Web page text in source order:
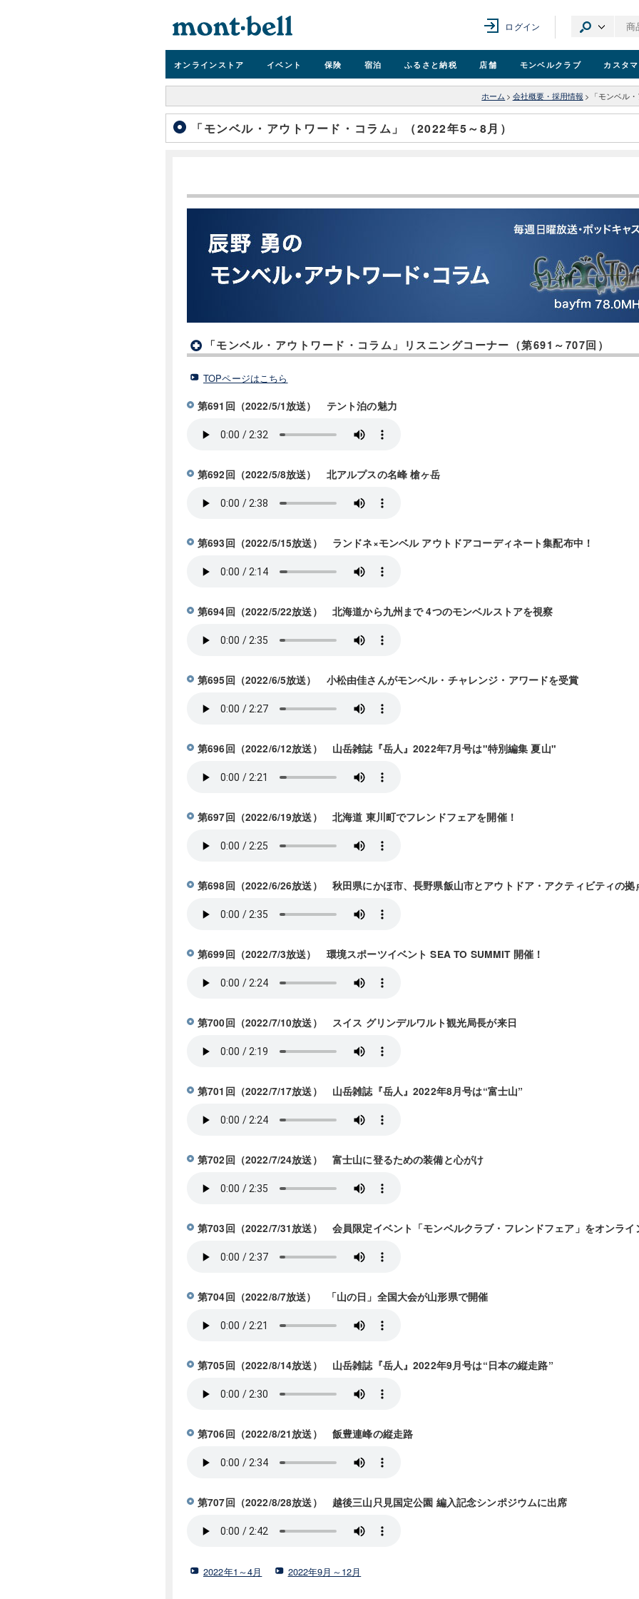
ログイン
オンラインストア イベント 保険 宿泊 ふるさと納税 店舗 モンベルクラブ カスタ
ホーム > 会社概要・採用情報 > 「モンベル
「モンベル・アウトワード・コラム」（2022年5～8月）
「モンベル・アウトワード・コラム」リスニングコーナー（第691～707回）
TOPページはこちら
第691回（2022/5/1放送） テント泊の魅力
第692回（2022/5/8放送） 北アルプスの名峰 槍ヶ岳
第693回（2022/5/15放送） ランドネ×モンベル アウトドアコーディネート集配布中！
第694回（2022/5/22放送） 北海道から九州まで 4つのモンベルストアを視察
第695回（2022/6/5放送） 小松由佳さんがモンベル・チャレンジ・アワードを受賞
第696回（2022/6/12放送） 山岳雑誌『岳人』2022年7月号は"特別編集 夏山"
第697回（2022/6/19放送） 北海道 東川町でフレンドフェアを開催！
第698回（2022/6/26放送） 秋田県にかほ市、長野県飯山市とアウトドア・アクティビティの拠
第699回（2022/7/3放送） 環境スポーツイベント SEA TO SUMMIT 開催！
第700回（2022/7/10放送） スイス グリンデルワルト観光局長が来日
第701回（2022/7/17放送） 山岳雑誌『岳人』2022年8月号は“富士山”
第702回（2022/7/24放送） 富士山に登るための装備と心がけ
第703回（2022/7/31放送） 会員限定イベント「モンベルクラブ・フレンドフェア」をオンライ
第704回（2022/8/7放送） 「山の日」全国大会が山形県で開催
第705回（2022/8/14放送） 山岳雑誌『岳人』2022年9月号は“日本の縦走路”
第706回（2022/8/21放送） 飯豊連峰の縦走路
第707回（2022/8/28放送） 越後三山只見国定公園 編入記念シンポジウムに出席
2022年1～4月 2022年9月～12月